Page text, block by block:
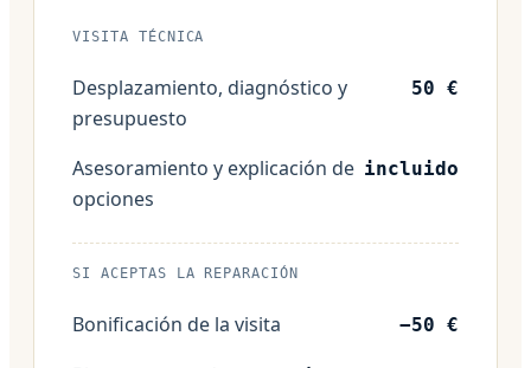
VISITA TÉCNICA
Desplazamiento, diagnóstico y
presupuesto
50 €
Asesoramiento y explicación de
opciones
incluido
SI ACEPTAS LA REPARACIÓN
Bonificación de la visita −50 €